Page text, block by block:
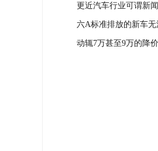
更近汽车行业可谓新
六A标准排放的新车
动辄7万甚至9万的降